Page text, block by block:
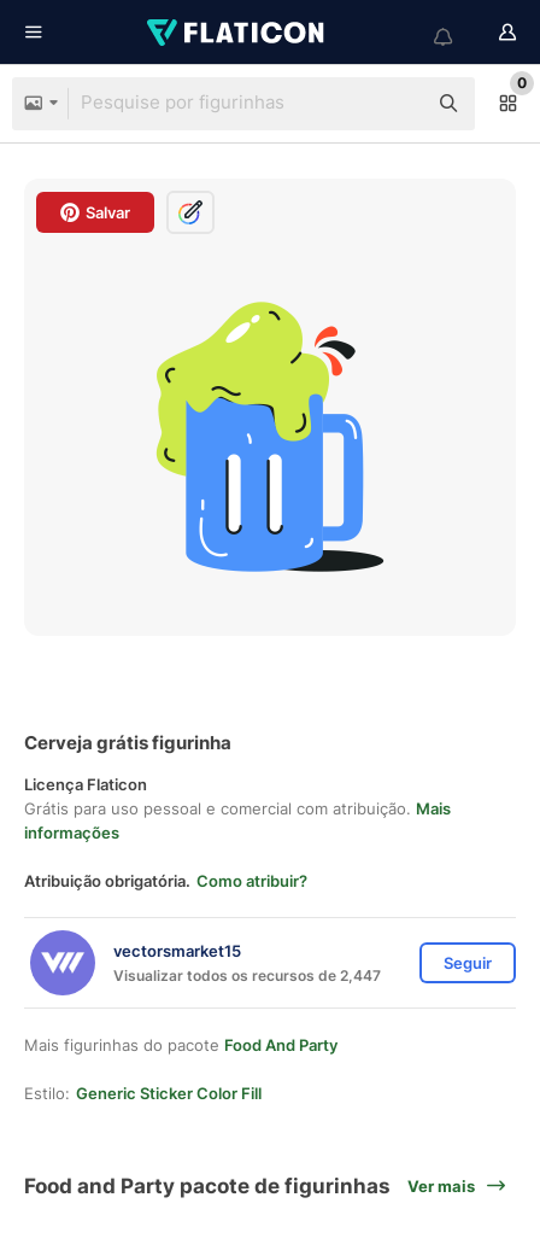
0
Salvar
Cerveja grátis figurinha
Licença Flaticon
Grátis para uso pessoal e comercial com atribuição. Mais
informações
Atribuição obrigatória. Como atribuir?
vectorsmarket15
Visualizar todos os recursos de 2,447
Seguir
Mais figurinhas do pacote Food And Party
Estilo: Generic Sticker Color Fill
Food and Party pacote de figurinhas Ver mais